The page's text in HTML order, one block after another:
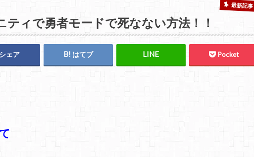
最新記事
ティで勇者モードで死なない方法！！
シェア はてブ Pocket